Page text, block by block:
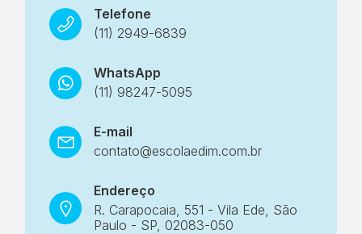
Telefone
(11) 2949-6839
WhatsApp
(11) 98247-5095
E-mail
contato@escolaedim.com.br
Endereço
R. Carapocaia, 551 - Vila Ede, São
Paulo - SP, 02083-050